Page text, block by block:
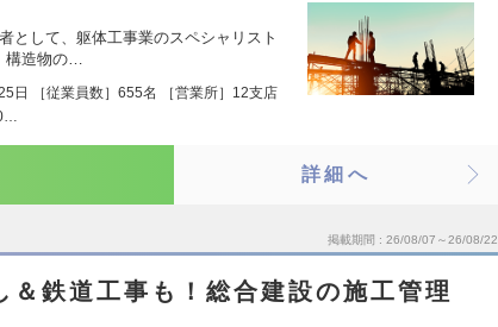
として、躯体工事業のスペシャリスト
構造物の…
日 ［従業員数］655名 ［営業所］12支店
詳細へ
掲載期間 26/08/07～26/08/22
＆鉄道工事も！総合建設の施工管理